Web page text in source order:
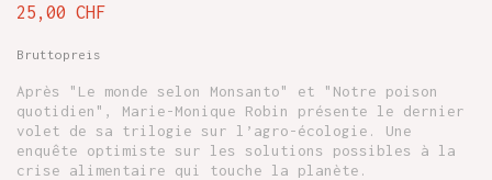
25,00 CHF
Bruttopreis
Après "Le monde selon Monsanto" et "Notre poison
quotidien", Marie-Monique Robin présente le dernier
volet de sa trilogie sur l’agro-écologie. Une
enquête optimiste sur les solutions possibles à la
crise alimentaire qui touche la planète.